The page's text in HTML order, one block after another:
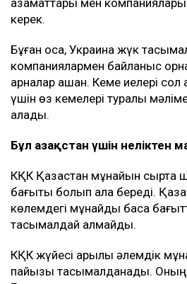
керек.
Бұған қоса, Украина жүк
компаниялармен байланыс
арналар ашқан. Кеме иелері сол
үшін өз кемелері туралы
алады.
Бұл Қазақстан үшін неліктен
КҚК Қазақстан мұнайын сыртқа
бағыты болып қала береді.
көлемдегі мұнайды басқа
тасымалдай алмайды.
КҚК жүйесі арқылы әлемдік
пайызы тасымалданады. Оның